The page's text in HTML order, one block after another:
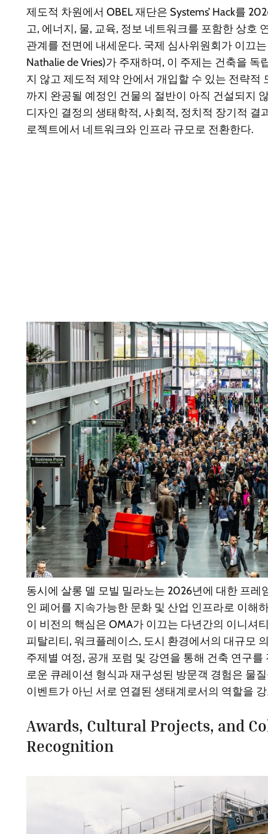
제도적 차원에서 OBEL 재단은 Systems’ Hack를
고, 에너지, 물, 교육, 정보 네트워크를 포함한 상호
관계를 전면에 내세운다. 국제 심사위원회가 이끄
Nathalie de Vries)가 주재하며, 이 주제는 건축을 독
지 않고 제도적 제약 안에서 개입할 수 있는 전략
까지 완공될 예정인 건물의 절반이 아직 건설되지
디자인 결정의 생태학적, 사회적, 정치적 장기적 결
로젝트에서 네트워크와 인프라 규모로 전환한다.
동시에 살롱 델 모빌 밀라노는 2026년에 대한 프레
인 페어를 지속가능한 문화 및 산업 인프라로 이해
이 비전의 핵심은 OMA가 이끄는 다년간의 이니셔
피탈리티, 워크플레이스, 도시 환경에서의 대규모
주제별 여정, 공개 포럼 및 강연을 통해 건축 연구
로운 큐레이션 형식과 재구성된 방문객 경험은 물
이벤트가 아닌 서로 연결된 생태계로서의 역할을
Awards, Cultural Projects, and
Recognition